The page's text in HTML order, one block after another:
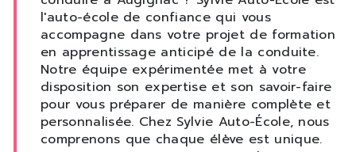
l'auto-école de confiance qui vous
accompagne dans votre projet de formation
en apprentissage anticipé de la conduite.
Notre équipe expérimentée met à votre
disposition son expertise et son savoir-faire
pour vous préparer de manière complète et
personnalisée. Chez Sylvie Auto-École, nous
comprenons que chaque élève est unique.